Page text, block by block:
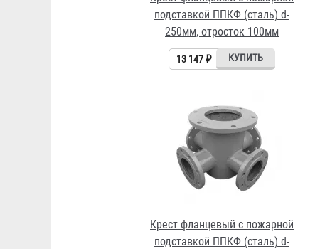
подставкой ППКФ (сталь) d-
250мм, отросток 100мм
13 147 ₽
Крест фланцевый с пожарной
подставкой ППКФ (сталь) d-